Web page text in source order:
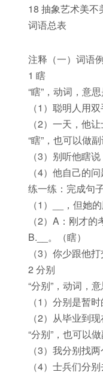
18 抽象艺术美不
词语总表
注释（一）词语
1 瞎
“瞎”，动词，意
（1）聪明人用
（2）一天，他
“瞎”，也可以做
（3）别听他瞎
（4）他自己的
练一练：完成句
（1）__，但她
（2）A：刚才
B.__。（瞎）
（3）你少跟他
2 分别
“分别”，动词，
（1）分别是暂
（2）从毕业到
“分别”，也可以
（3）我分别找
（4）士兵们分